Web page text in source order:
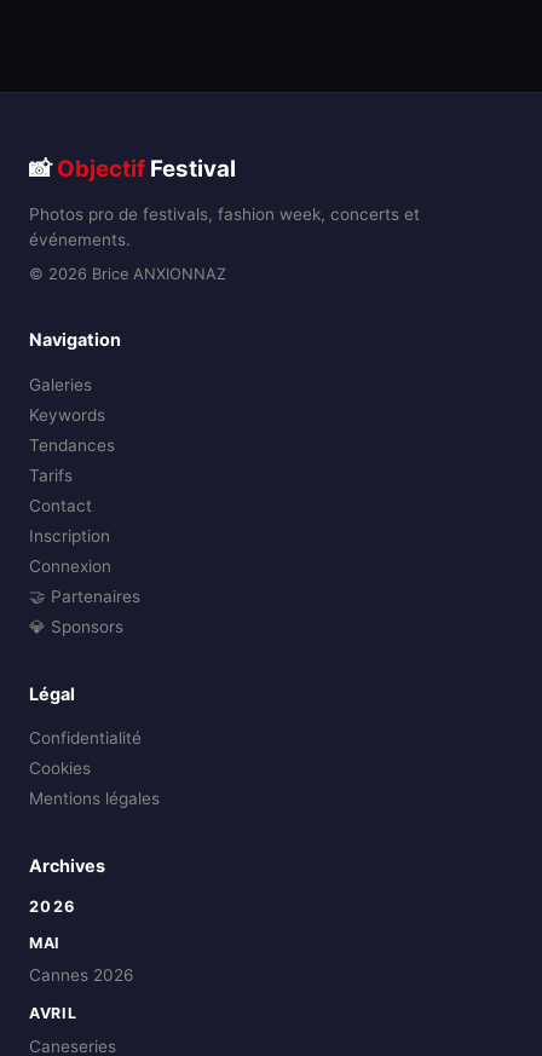
📸Objectif Festival
Photos pro de festivals, fashion week, concerts et
événements.
© 2026 Brice ANXIONNAZ
Navigation
Galeries
Keywords
Tendances
Tarifs
Contact
Inscription
Connexion
🤝 Partenaires
💎 Sponsors
Légal
Confidentialité
Cookies
Mentions légales
Archives
2026
MAI
Cannes 2026
AVRIL
Caneseries